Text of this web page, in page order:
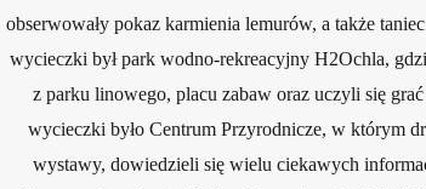
obserwowały pokaz karmienia lemurów, a także
wycieczki był park wodno-rekreacyjny H2Ochla,
z parku linowego, placu zabaw oraz uczyli się
wycieczki było Centrum Przyrodnicze, w którym
wystawy, dowiedzieli się wielu ciekawych